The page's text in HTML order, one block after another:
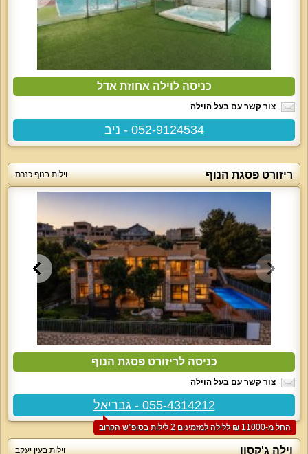
כניסה לוילה אחוזת אדל
צור קשר עם בעל הוילה
052-9124534 - ניב
ריזורט פסגת הנוף וילות בנוף כנרת
כניסה לריזורט פסגת הנוף
צור קשר עם בעל הוילה
055-4314212 - גבריאל
החל מ-‏11000 ₪ ללילה למזמינים 2 לילות בסופ"ש הקרוב
וילה ג'קסון וילות בעין יעקב